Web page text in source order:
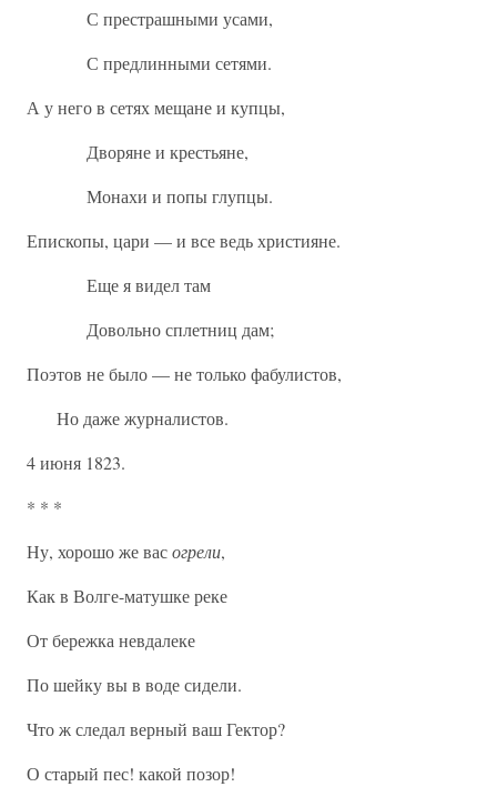
С престрашными усами,
С предлинными сетями.
А у него в сетях мещане и купцы,
Дворяне и крестьяне,
Монахи и попы глупцы.
Епископы, цари — и все ведь християне.
Еще я видел там
Довольно сплетниц дам;
Поэтов не было — не только фабулистов,
Но даже журналистов.
4 июня 1823.
* * *
Ну, хорошо же васогрели,
Как в Волге-матушке реке
От бережка невдалеке
По шейку вы в воде сидели.
Что ж следал верный ваш Гектор?
О старый пес! какой позор!